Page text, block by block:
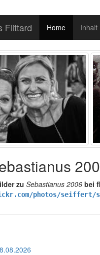
Flittard Home Inhalt
zu Sebastianus 2006 bei
photos/seiffert/